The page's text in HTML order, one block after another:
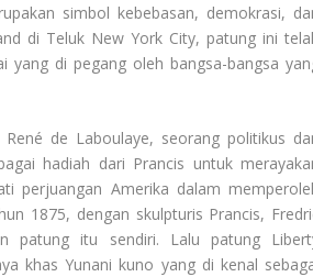
simbol kebebasan, demokrasi,
di Teluk New York City, patung ini
yang di pegang oleh bangsa-bangsa
de Laboulaye, seorang politikus
hadiah dari Prancis untuk
perjuangan Amerika dalam
1875, dengan skulpturis Prancis,
patung itu sendiri. Lalu patung
khas Yunani kuno yang di kenal